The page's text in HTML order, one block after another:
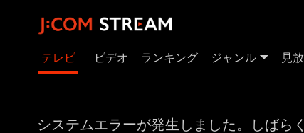
テレビ ビデオ ランキング ジャンル 見
システムエラーが発生しました。しばら